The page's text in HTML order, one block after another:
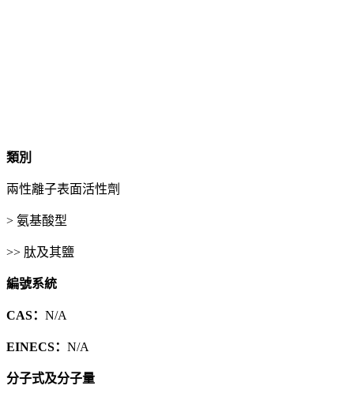
類別
兩性離子表面活性劑
> 氨基酸型
>> 肽及其鹽
編號系統
CAS： N/A
EINECS： N/A
分子式及分子量